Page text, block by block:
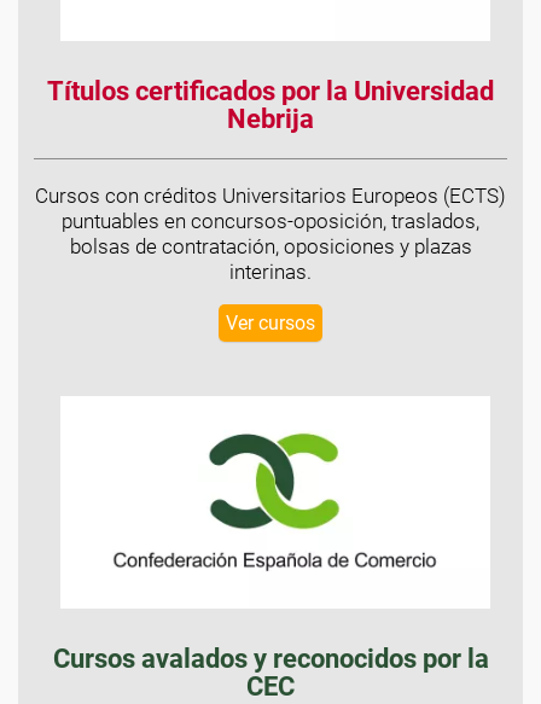
Títulos certificados por la Universidad
Nebrija
Cursos con créditos Universitarios Europeos (ECTS)
puntuables en concursos-oposición, traslados,
bolsas de contratación, oposiciones y plazas
interinas.
Ver cursos
Cursos avalados y reconocidos por la
CEC